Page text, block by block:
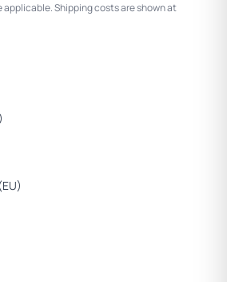
applicable. Shipping costs are shown at